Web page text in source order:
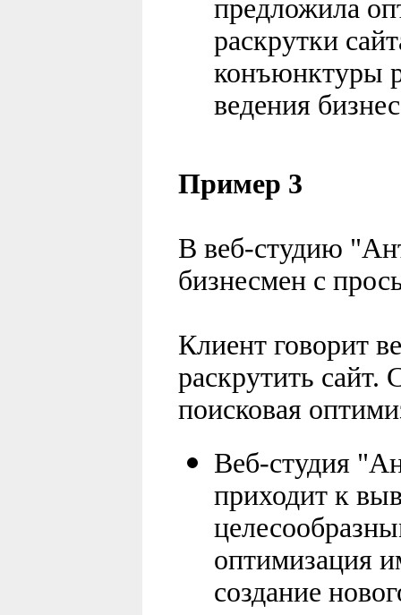
предложила
раскрутки
конъюнктуры
ведения
Пример 3
В веб-студию
бизнесмен с
Клиент говорит
раскрутить сайт.
поисковая
Веб-студия
приходит к
оптимизация
создание